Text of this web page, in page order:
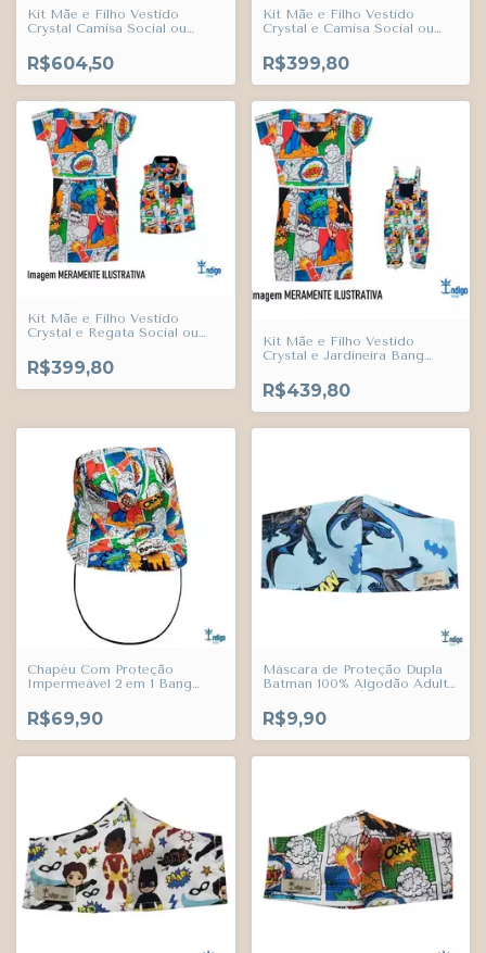
Kit Mãe e Filho Vestido
Crystal Camisa Social ou
Calça Casual e Suspensório
Preto e Gravata Borboleta
Amarelo Canário Índigo Trend
R$604,50
Kit Mãe e Filho Vestido
Crystal e Camisa Social ou
Índigo Trend
R$399,80
Kit Mãe e Filho Vestido
Crystal e Regata Social ou
Heróis Índigo Trend
R$399,80
Kit Mãe e Filho Vestido
Crystal e Jardineira Bang
R$439,80
Chapéu Com Proteção
Impermeável 2 em 1 Bang
Bebê Índigo Trend
R$69,90
Máscara de Proteção Dupla
Batman 100% Algodão Adulto
R$9,90